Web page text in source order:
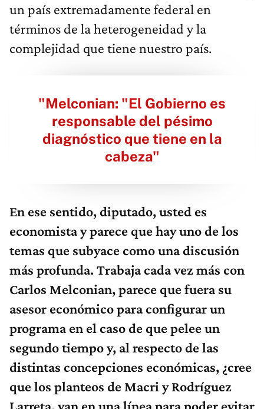
un país extremadamente federal en
términos de la heterogeneidad y la
complejidad que tiene nuestro país.
"Melconian: "El Gobierno es
responsable del pésimo
diagnóstico que tiene en la
cabeza"
En ese sentido, diputado, usted es
economista y parece que hay uno de los
temas que subyace como una discusión
más profunda. Trabaja cada vez más con
Carlos Melconian, parece que fuera su
asesor económico para configurar un
programa en el caso de que pelee un
segundo tiempo y, al respecto de las
distintas concepciones económicas, ¿cree
que los planteos de Macri y Rodríguez
Larreta, van en una línea para poder evitar